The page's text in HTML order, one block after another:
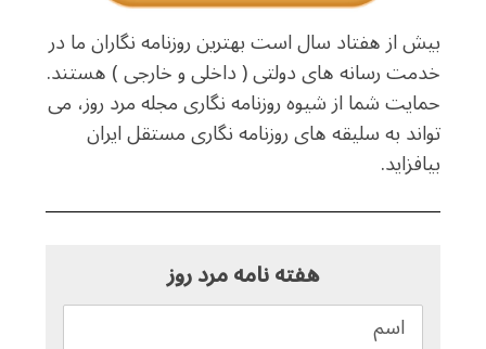
بیش از هفتاد سال است بهترین روزنامه نگاران ما در
خدمت رسانه های دولتی ( داخلی و خارجی ) هستند.
حمایت شما از شیوه روزنامه نگاری مجله مرد روز، می
تواند به سلیقه های روزنامه نگاری مستقل ایران
بیافزاید.
هفته نامه مرد روز